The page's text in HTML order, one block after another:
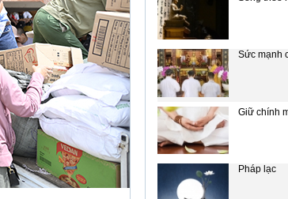
Sức mạnh
Giữ chính
Pháp lạc